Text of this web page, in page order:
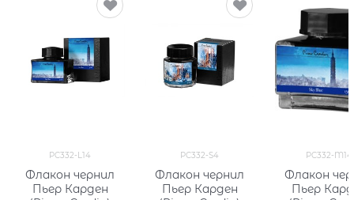
PC332-L14
Флакон чернил
Пьер Карден
PC332-S4
Флакон чернил
Пьер Карден
PC332-M14
Флакон
Пьер